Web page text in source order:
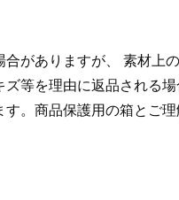
がありますが、 素材上
等を理由に返品される
。商品保護用の箱とご理